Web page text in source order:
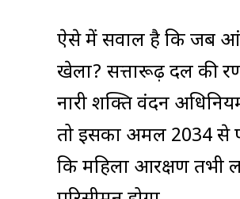
ऐसे में सवाल है कि जब
खेला? सत्तारूढ़ दल की
नारी शक्ति वंदन
तो इसका अमल 2034 से
कि महिला आरक्षण तभी